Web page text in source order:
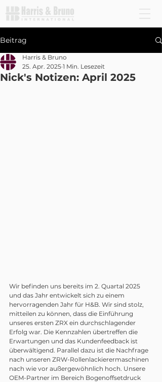
Beitrag
Nick's Notizen: April 2025
Harris & Bruno
25. Apr. 2025 1 Min. Lesezeit
Wir befinden uns bereits im 2. Quartal 2025
und das Jahr entwickelt sich zu einem
hervorragenden Jahr für H&B. Wir sind stolz,
mitteilen zu können, dass die Einführung
unseres ersten ZRX ein durchschlagender
Erfolg war. Die Kennzahlen übertreffen die
Erwartungen und das Kundenfeedback ist
überwältigend. Parallel dazu ist die Nachfrage
nach unseren ZRW-Rollenlackierermaschinen
nach wie vor außergewöhnlich hoch. Unsere
OEM-Partner im Bereich Bogenoffsetdruck